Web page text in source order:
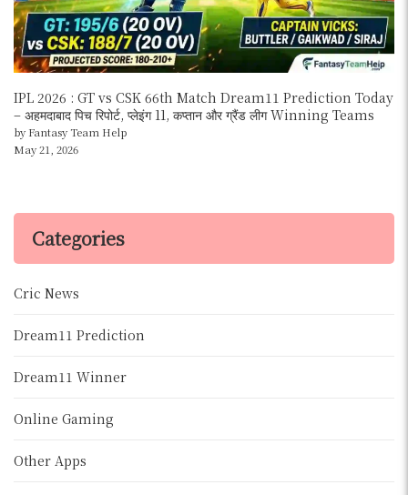
IPL 2026 : GT vs CSK 66th Match Dream11 Prediction Today
– अहमदाबाद पिच रिपोर्ट, प्लेइंग 11, कप्तान और ग्रैंड लीग Winning Teams
by Fantasy Team Help
May 21, 2026
Categories
Cric News
Dream11 Prediction
Dream11 Winner
Online Gaming
Other Apps